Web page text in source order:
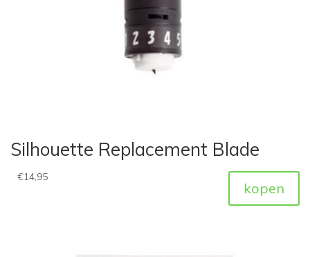
Silhouette Replacement Blade
€14,95
kopen